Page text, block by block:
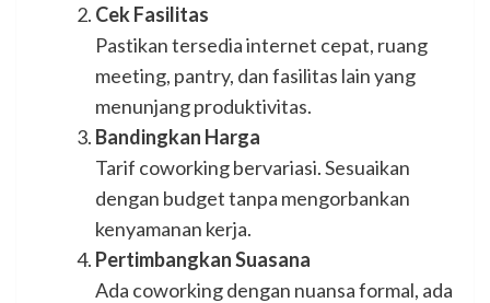
Cek Fasilitas
Pastikan tersedia internet cepat, ruang
meeting, pantry, dan fasilitas lain yang
menunjang produktivitas.
Bandingkan Harga
Tarif coworking bervariasi. Sesuaikan
dengan budget tanpa mengorbankan
kenyamanan kerja.
Pertimbangkan Suasana
Ada coworking dengan nuansa formal, ada